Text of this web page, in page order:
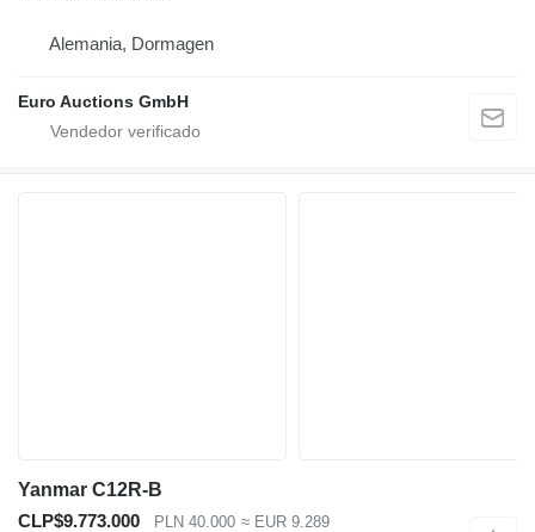
Alemania, Dormagen
Euro Auctions GmbH
Yanmar C12R-B
CLP$9.773.000
PLN 40.000 ≈ EUR 9.289